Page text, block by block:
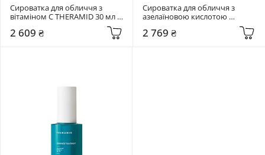
Сироватка для обличчя з
вітаміном C THERAMID 30 мл
2 609 ₴
Сироватка для обличчя з
азелаїновою кислотою
THERAMID 30 мл Azid Azelaic
Acid 15% Treatment
2 769 ₴